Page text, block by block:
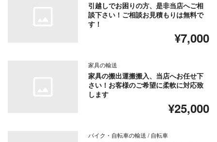
引越しでお困りの方、是非当店へご相
談下さい！ご相談お見積もりは無料で
す！
¥7,000
家具の輸送
家具の搬出運搬搬入、当店へお任せ下
さい！お客様のご希望に柔軟に対応致
します
¥25,000
バイク・自転車の輸送 / 自転車